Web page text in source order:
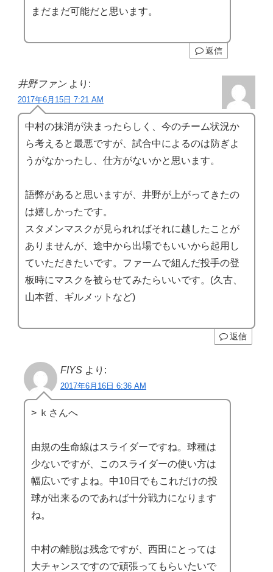
まだまだ可能だと思います。
返信
井野ファン より:
2017年6月15日 7:21 AM
中村の抹消が決まったらしく、今のチーム状況か
ら考えると最悪ですが、試合中によるのは防ぎよ
うがなかったし、仕方がないかと思います。
語弊があると思いますが、井野が上がってきたの
は嬉しかったです。
スタメンマスクが見られればそれに越したことが
ありませんが、途中から出場でもいいから起用し
ていただきたいです。ファームで組んだ投手の登
板時にマスクを被らせてみたらいいです。(久古、
山本哲、ギルメットなど)
返信
FIYS より:
2017年6月16日 6:36 AM
> ｋさんへ
由規の生命線はスライダーですね。球種は
少ないですが、このスライダーの使い方は
幅広いですよね。中10日でもこれだけの投
球が出来るのであれば十分戦力になります
ね。
中村の離脱は残念ですが、西田にとっては
大チャンスですので頑張ってもらいたいで